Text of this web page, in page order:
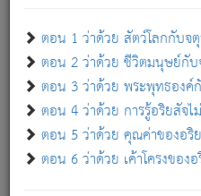
ตอน 1 ว่าด้วย สัตว์โลกกับจ
ตอน 2 ว่าด้วย ชีวิตมนุษย์กับ
ตอน 3 ว่าด้วย พระพุทธองค์
ตอน 4 ว่าด้วย การรู้อริยสัจ
ตอน 5 ว่าด้วย คุณค่าของอริ
ตอน 6 ว่าด้วย เค้าโครงของ
เขาเพลิดเพลินยิ่งนักในสิ่งใ
เขากลัวต่อสิ่งใดสิ่งนั้นเป็นทุกข์
พรหมจรรย์นี้ อันบุคคลย่อม
ภพ.
สมณะหรือพราหมณ์เหล่าใ
มีได้เพราะภพ เรากล่าวว่า ส
มิใช่ผู้หลดพ้นจากภพ.